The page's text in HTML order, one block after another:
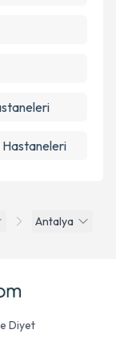
Hastaneleri
Antalya
Diyet